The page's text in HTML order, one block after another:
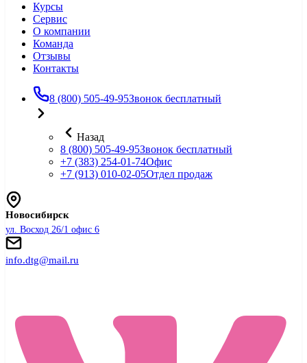
Курсы
Сервис
О компании
Команда
Отзывы
Контакты
8 (800) 505-49-95Звонок бесплатный
Назад
8 (800) 505-49-95Звонок бесплатный
+7 (383) 254-01-74Офис
+7 (913) 010-02-05Отдел продаж
Новосибирск
ул. Восход 26/1 офис 6
info.dtg@mail.ru